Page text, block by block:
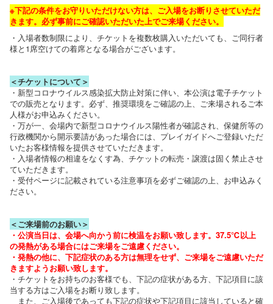
※下記の条件をお守りいただけない方は、ご入場をお断りさせていただ
きます。必ず事前にご確認いただいた上でご来場ください。
・入場者数制限により、チケットを複数枚購入いただいても、ご同行者
様と1席空けての着席となる場合がございます。
＜チケットについて＞
・新型コロナウイルス感染拡大防止対策に伴い、本公演は電子チケット
での販売となります。必ず、推奨環境をご確認の上、ご来場されるご本
人様がお申込みください。
・万が一、会場内で新型コロナウイルス陽性者が確認され、保健所等の
行政機関から開示要請があった場合には、プレイガイドへご登録いただ
いたお客様情報を提供させていただきます。
・入場者情報の相違をなくす為、チケットの転売・譲渡は固く禁止させ
ていただきます。
・受付ページに記載されている注意事項を必ずご確認の上、お申込みく
ださい。
＜ご来場前のお願い＞
・公演当日は、会場へ向かう前に検温をお願い致します。37.5℃以上
の発熱がある場合にはご来場をご遠慮ください。
・発熱の他に、下記症状のある方は無理をせず、ご来場をご遠慮いただ
きますようお願い致します。
・チケットをお持ちのお客様でも、下記の症状がある方、下記項目に該
当する方はご入場をお断り致します。
また、ご入場後であっても下記の症状や下記項目に該当していると確